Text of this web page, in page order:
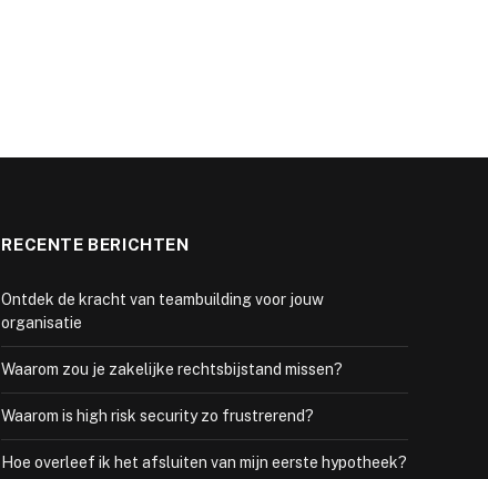
RECENTE BERICHTEN
Ontdek de kracht van teambuilding voor jouw
organisatie
Waarom zou je zakelijke rechtsbijstand missen?
Waarom is high risk security zo frustrerend?
Hoe overleef ik het afsluiten van mijn eerste hypotheek?